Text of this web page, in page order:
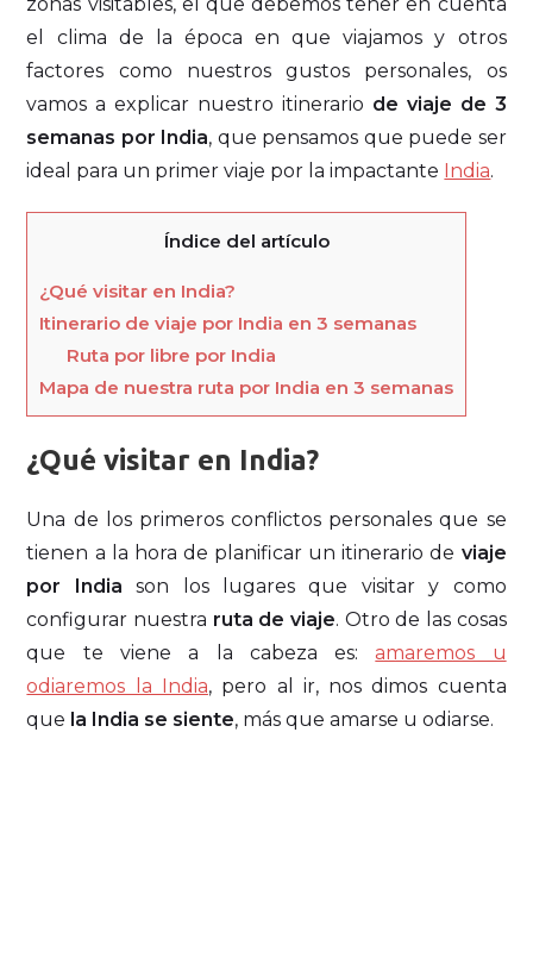
el clima de la época en que viajamos y otros
factores como nuestros gustos personales, os
vamos a explicar nuestro itinerario de viaje de 3
semanas por India, que pensamos que puede ser
ideal para un primer viaje por la impactante India.
Índice del artículo
¿Qué visitar en India?
Itinerario de viaje por India en 3 semanas
Ruta por libre por India
Mapa de nuestra ruta por India en 3 semanas
¿Qué visitar en India?
Una de los primeros conflictos personales que se
tienen a la hora de planificar un itinerario de viaje
por India son los lugares que visitar y como
configurar nuestra ruta de viaje. Otro de las cosas
que te viene a la cabeza es:amaremos u
odiaremos la India, pero al ir, nos dimos cuenta
que la India se siente, más que amarse u odiarse.